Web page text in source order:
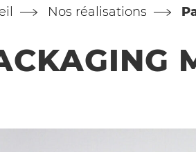
Nos réalisations